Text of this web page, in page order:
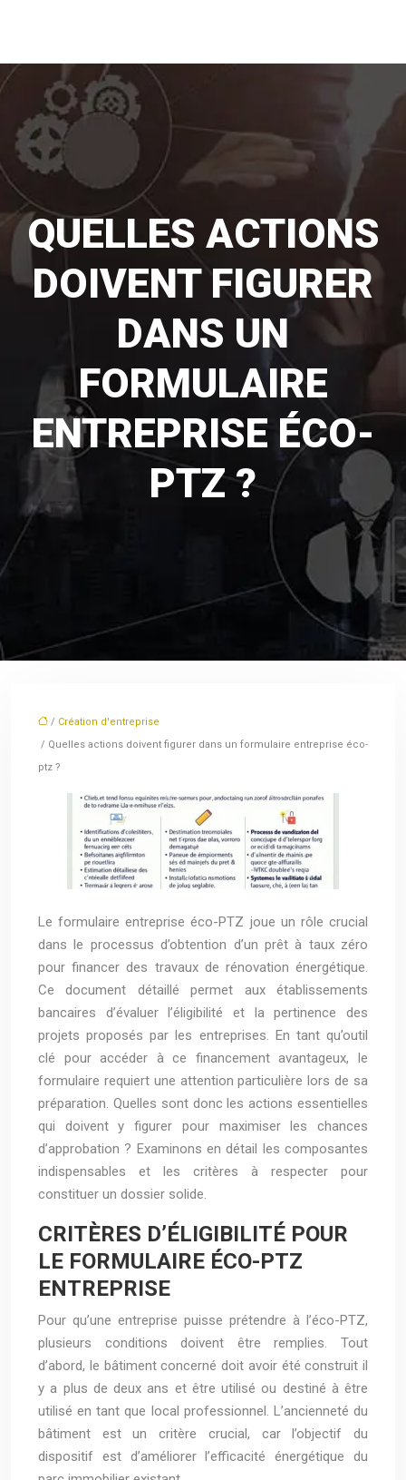
QUELLES ACTIONS
DOIVENT FIGURER
DANS UN
FORMULAIRE
ENTREPRISE ÉCO-
PTZ ?
/ Création d'entreprise
/ Quelles actions doivent figurer dans un formulaire entreprise éco-
ptz ?
Le formulaire entreprise éco-PTZ joue un rôle crucial
dans le processus d’obtention d’un prêt à taux zéro
pour financer des travaux de rénovation énergétique.
Ce document détaillé permet aux établissements
bancaires d’évaluer l’éligibilité et la pertinence des
projets proposés par les entreprises. En tant qu’outil
clé pour accéder à ce financement avantageux, le
formulaire requiert une attention particulière lors de sa
préparation. Quelles sont donc les actions essentielles
qui doivent y figurer pour maximiser les chances
d’approbation ? Examinons en détail les composantes
indispensables et les critères à respecter pour
constituer un dossier solide.
CRITÈRES D’ÉLIGIBILITÉ POUR
LE FORMULAIRE ÉCO-PTZ
ENTREPRISE
Pour qu’une entreprise puisse prétendre à l’éco-PTZ,
plusieurs conditions doivent être remplies. Tout
d’abord, le bâtiment concerné doit avoir été construit il
y a plus de deux ans et être utilisé ou destiné à être
utilisé en tant que local professionnel. L’ancienneté du
bâtiment est un critère crucial, car l’objectif du
dispositif est d’améliorer l’efficacité énergétique du